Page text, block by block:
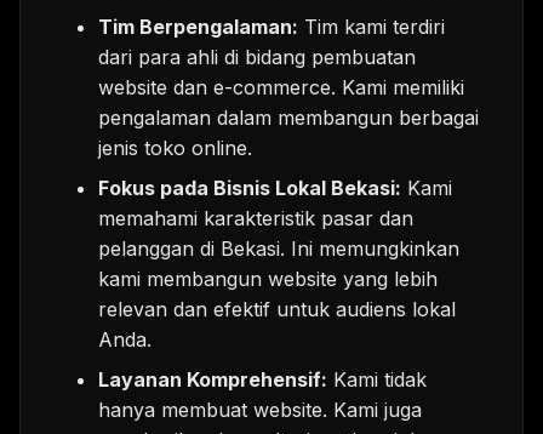
Tim Berpengalaman: Tim kami terdiri
dari para ahli di bidang pembuatan
website dan e-commerce. Kami memiliki
pengalaman dalam membangun berbagai
jenis toko online.
Fokus pada Bisnis Lokal Bekasi: Kami
memahami karakteristik pasar dan
pelanggan di Bekasi. Ini memungkinkan
kami membangun website yang lebih
relevan dan efektif untuk audiens lokal
Anda.
Layanan Komprehensif: Kami tidak
hanya membuat website. Kami juga